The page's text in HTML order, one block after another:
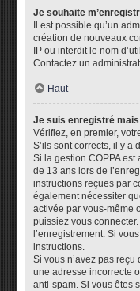
Je souhaite
Il est possible qu’un
création de nouveaux
IP ou interdit le nom
Contactez un
Haut
Je suis enregistré
Vérifiez, en premier,
S’ils sont corrects, il y a
Si la gestion COPPA
de 13 ans lors de
instructions reçues par
également nécessiter
activée par vous-même
puissiez vous
l’enregistrement. Si
instructions.
Si vous n’avez pas
une adresse incorrecte
anti-spam. Si vous êtes